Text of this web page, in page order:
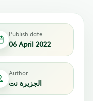
Publish date
06 April 2022
Author
الجزيرة نت